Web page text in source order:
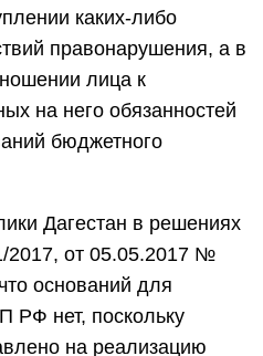
каких-либо
правонарушения, а в
лица к
на него обязанностей
бюджетного
Дагестан в решениях
2017, от 05.05.2017 №
оснований для
РФ нет, поскольку
на реализацию